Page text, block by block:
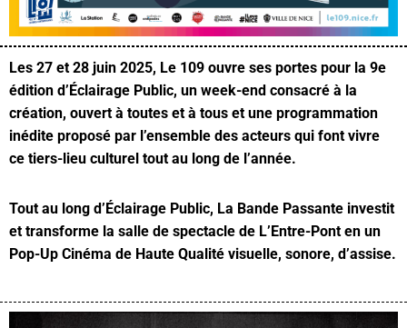
Les 27 et 28 juin 2025, Le 109 ouvre ses portes pour la 9e
édition d’Éclairage Public, un week-end consacré à la
création, ouvert à toutes et à tous et une programmation
inédite proposé par l’ensemble des acteurs qui font vivre
ce tiers-lieu culturel tout au long de l’année.
Tout au long d’Éclairage Public, La Bande Passante investit
et transforme la salle de spectacle de L’Entre-Pont en un
Pop-Up Cinéma de Haute Qualité visuelle, sonore, d’assise.